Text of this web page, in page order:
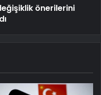
önerilerini